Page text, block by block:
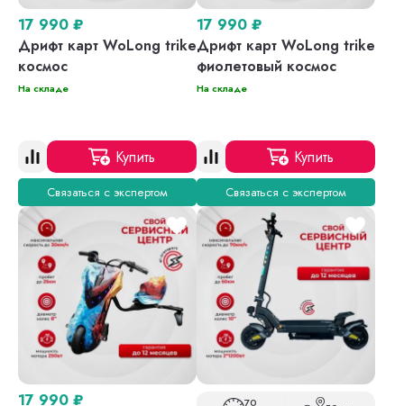
17 990 ₽
Дрифт карт WoLong trike
космос
На складе
Купить
Связаться с экспертом
17 990 ₽
Дрифт карт WoLong trike
фиолетовый космос
На складе
Купить
Связаться с экспертом
17 990 ₽
70